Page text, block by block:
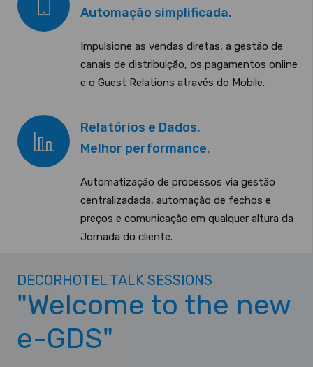
Automação simplificada.
Impulsione as vendas diretas, a gestão de
canais de distribuição, os pagamentos online
e o Guest Relations através do Mobile.
Relatórios e Dados.
Melhor performance.
Automatização de processos via gestão
centralizadada, automação de fechos e
preços e comunicação em qualquer altura da
Jornada do cliente.
DECORHOTEL TALK SESSIONS
"Welcome to the new
e-GDS"